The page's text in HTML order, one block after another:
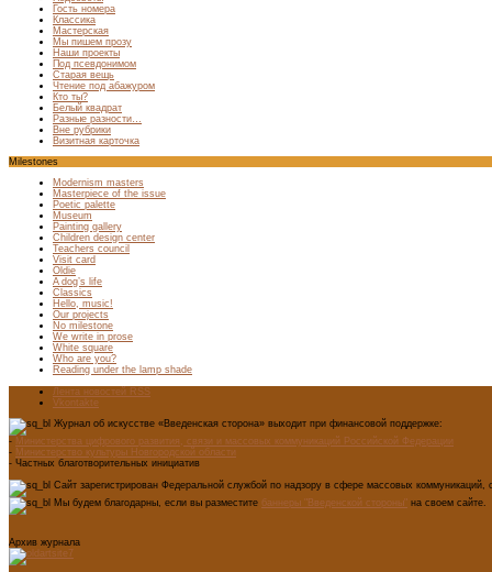
Гость номера
Классика
Мастерская
Мы пишем прозу
Наши проекты
Под псевдонимом
Старая вещь
Чтение под абажуром
Кто ты?
Белый квадрат
Разные разности…
Вне рубрики
Визитная карточка
Milestones
Modernism masters
Masterpiece of the issue
Poetic palette
Museum
Painting gallery
Children design center
Teachers council
Visit card
Oldie
A dog’s life
Classics
Hello, music!
Our projects
No milestone
We write in prose
White square
Who are you?
Reading under the lamp shade
Лента новостей RSS
Vkontakte
Журнал об искусстве «Введенская сторона» выходит при финансовой поддержке:
- Министерства цифрового развития, связи и массовых коммуникаций Российской Федерации
- Министерство культуры Новгородской области
- Частных благотворительных инициатив
Сайт зарегистрирован Федеральной службой по надзору в сфере массовых
Мы будем благодарны, если вы разместите баннеры "Введенской стороны" на своем сайте.
Архив журнала